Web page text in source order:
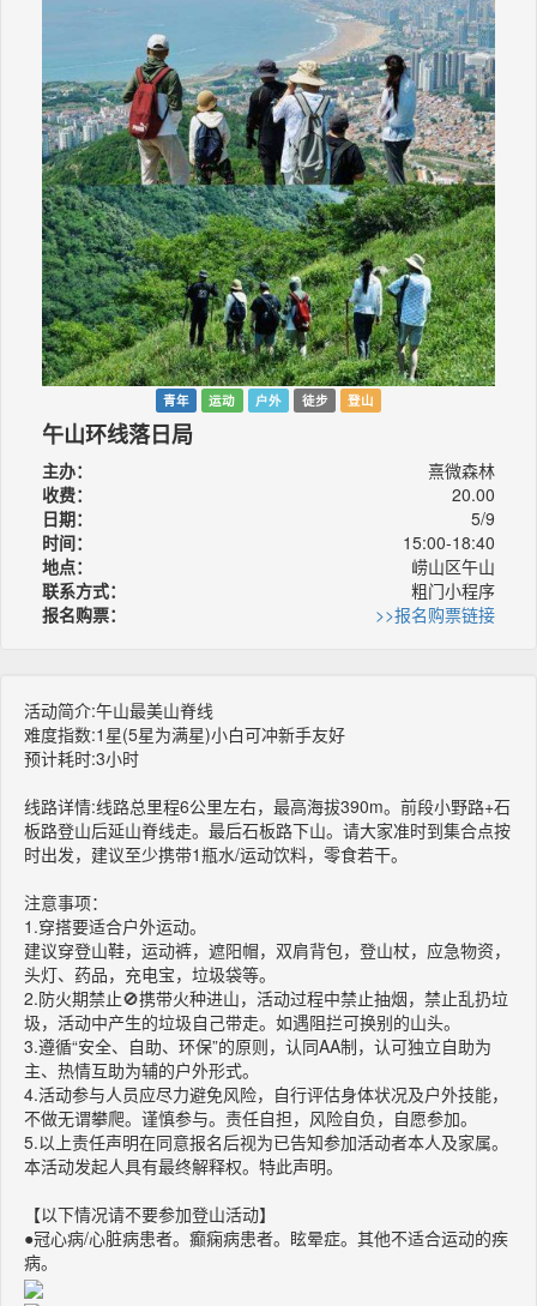
青年 运动 户外 徒步 登山
午山环线落日局
主办：
熹微森林
收费：
20.00
日期：
5/9
时间：
15:00-18:40
地点：
崂山区午山
联系方式：
粗门小程序
报名购票：
>>报名购票链接
活动简介:午山最美山脊线
难度指数:1星(5星为满星)小白可冲新手友好
预计耗时:3小时
线路详情:线路总里程6公里左右，最高海拔390m。前段小野路+石
板路登山后延山脊线走。最后石板路下山。请大家准时到集合点按
时出发，建议至少携带1瓶水/运动饮料，零食若干。
注意事项：
1.穿搭要适合户外运动。
建议穿登山鞋，运动裤，遮阳帽，双肩背包，登山杖，应急物资，
头灯、药品，充电宝，垃圾袋等。
2.防火期禁止🚫携带火种进山，活动过程中禁止抽烟，禁止乱扔垃
圾，活动中产生的垃圾自己带走。如遇阻拦可换别的山头。
3.遵循“安全、自助、环保”的原则，认同AA制，认可独立自助为
主、热情互助为辅的户外形式。
4.活动参与人员应尽力避免风险，自行评估身体状况及户外技能，
不做无谓攀爬。谨慎参与。责任自担，风险自负，自愿参加。
5.以上责任声明在同意报名后视为已告知参加活动者本人及家属。
本活动发起人具有最终解释权。特此声明。
【以下情况请不要参加登山活动】
●冠心病/心脏病患者。癫痫病患者。眩晕症。其他不适合运动的疾
病。